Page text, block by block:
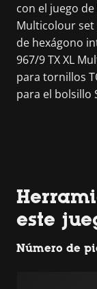
con el juego
Multicolour set
de hexágono
967/9 TX XL
para tornillos
para el bolsillo
este
Número de